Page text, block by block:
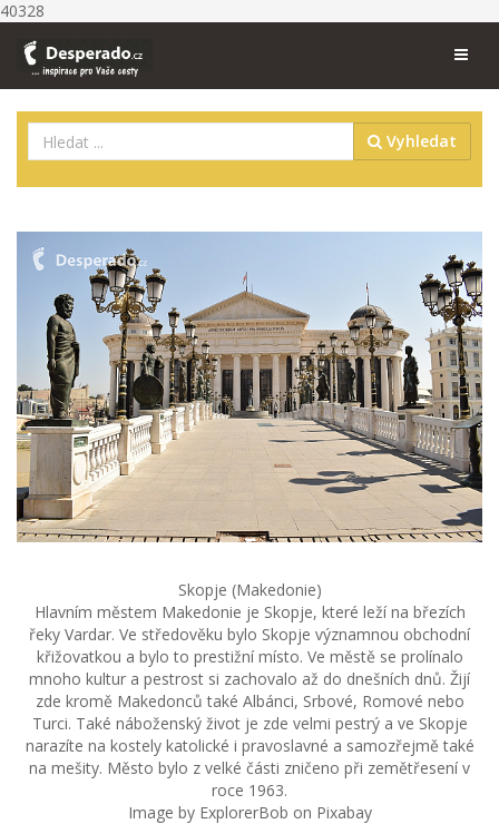
40328
Vyhledat
Skopje (Makedonie)
Hlavním městem Makedonie je Skopje, které leží na březích
řeky Vardar. Ve středověku bylo Skopje významnou obchodní
křižovatkou a bylo to prestižní místo. Ve městě se prolínalo
mnoho kultur a pestrost si zachovalo až do dnešních dnů. Žijí
zde kromě Makedonců také Albánci, Srbové, Romové nebo
Turci. Také náboženský život je zde velmi pestrý a ve Skopje
narazíte na kostely katolické i pravoslavné a samozřejmě také
na mešity. Město bylo z velké části zničeno při zemětřesení v
roce 1963.
Image by ExplorerBob on Pixabay